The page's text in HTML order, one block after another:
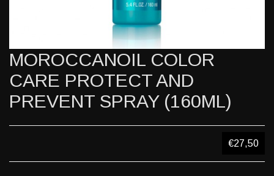
MOROCCANOIL COLOR
CARE PROTECT AND
PREVENT SPRAY (160ML)
€27,50